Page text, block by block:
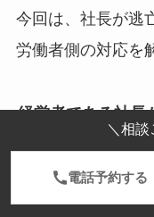
今回は、社長が逃
労働者側の対応を
経営者である社長
給料すら受け取
るを得なくなりま
＼相談
電話予約する